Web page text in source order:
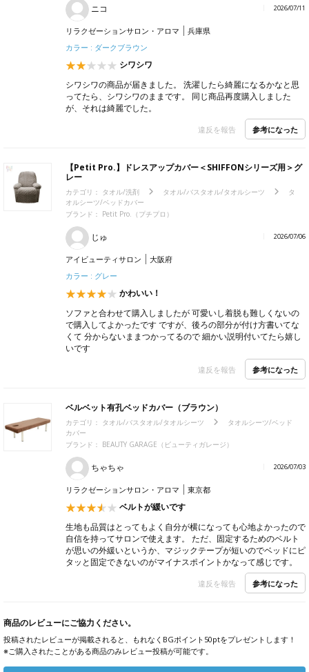
ニコ 2026/07/11
リラクゼーションサロン・アロマ
兵庫県
カラー : ダークブラウン
シワシワ
シワシワの商品が届きました。 洗濯したら綺麗になるかなと思
ってたら、シワシワのままです。 同じ商品再度購入しました
が、それは綺麗でした。
違反を報告 参考になった
【Petit Pro.】ドレスアップカバー＜SHIFFONシリーズ用＞グ
レー
カテゴリ： タオル/洗剤 タオル/バスタオル/タオルシーツ
タ
オルシーツ/ベッドカバー
ブランド： Petit Pro.（プチプロ）
じゅ 2026/07/06
アイビューティサロン
大阪府
カラー : グレー
かわいい！
ソファと合わせて購入しましたが 可愛いし着脱も難しくないの
で購入してよかったです ですが、後ろの部分が付け方書いてな
くて 分からないままつかってるので 細かい説明付いてたら嬉し
いです
違反を報告 参考になった
ベルベット有孔ベッドカバー（ブラウン）
カテゴリ： タオル/バスタオル/タオルシーツ
タオルシーツ/ベッド
カバー
ブランド： BEAUTY GARAGE（ビューティガレージ）
ちゃちゃ 2026/07/03
リラクゼーションサロン・アロマ 東京都
ベルトが緩いです
生地も品質はとってもよく自分が横になっても心地よかったので
自信を持ってサロンで使えます。 ただ、固定するためのベルト
が思いの外緩いというか、マジックテープが短いのでベッドにピ
タッと固定できないのがマイナスポイントかなって感じです。
違反を報告 参考になった
商品のレビューにご協力ください。
投稿されたレビューが掲載されると、もれなくBGポイント50ptをプレゼントします！
※ご購入されたことがある商品のみレビュー投稿が可能です。